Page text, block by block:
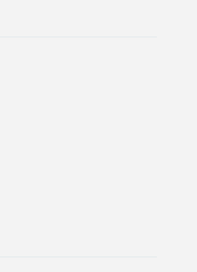
u Podgorici.